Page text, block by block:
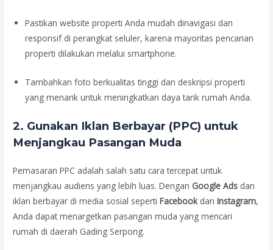
Pastikan website properti Anda mudah dinavigasi dan
responsif di perangkat seluler, karena mayoritas pencarian
properti dilakukan melalui smartphone.
Tambahkan foto berkualitas tinggi dan deskripsi properti
yang menarik untuk meningkatkan daya tarik rumah Anda.
2. Gunakan Iklan Berbayar (PPC) untuk
Menjangkau Pasangan Muda
Pemasaran PPC adalah salah satu cara tercepat untuk
menjangkau audiens yang lebih luas. Dengan Google Ads dan
iklan berbayar di media sosial sepertiFacebookdanInstagram,
Anda dapat menargetkan pasangan muda yang mencari
rumah di daerah Gading Serpong.